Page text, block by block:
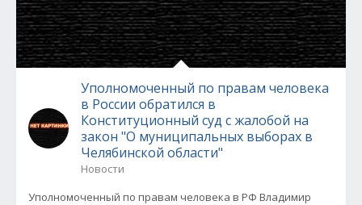
Уполномоченный по правам человека
в России обратился в
Конституционный суд с жалобой на
закон "О муниципальных выборах в
Челябинской области"
Новости
Уполномоченный по правам человека в РФ Владимир